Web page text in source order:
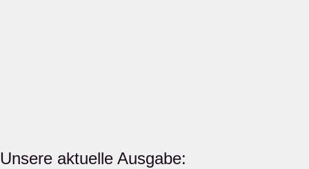
Unsere aktuelle Ausgabe: